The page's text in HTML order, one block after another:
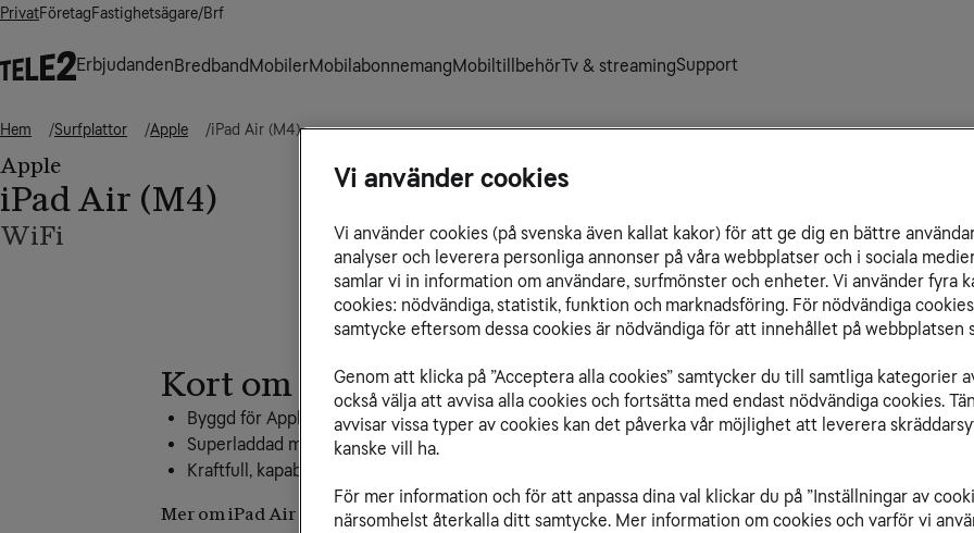
PrivatFöretagFastighetsägare/Brf
ErbjudandenBredbandMobilerMobilabonnemangMobiltillbehörTv & streamingSupport
Hem Surfplattor Apple iPad Air (M4)
Apple
iPad Air (M4)
WiFi
Totalt
Bra
Du
Kort om surfplattan
Byggd för Apple Intelligence
Superladdad med Apple M4-chippet
Kraftfull, kapabel och prisvänlig
Mer om iPad Air M4
Vi använder cookies
Vi använder cookies (på svenska även kallat kakor) för att ge dig en bättre
analyser och leverera personliga annonser på våra webbplatser och i sociala
samlar vi in information om användare, surfmönster och enheter. Vi använder fyra
cookies: nödvändiga, statistik, funktion och marknadsföring. För nödvändiga
samtycke eftersom dessa cookies är nödvändiga för att innehållet på webbplatsen
Genom att klicka på ”Acceptera alla cookies” samtycker du till samtliga kategorier
också välja att avvisa alla cookies och fortsätta med endast nödvändiga cookies.
avvisar vissa typer av cookies kan det påverka vår möjlighet att leverera
kanske vill ha.
För mer information och för att anpassa dina val klickar du på ”Inställningar av
närsomhelst återkalla ditt samtycke. Mer information om cookies och varför vi